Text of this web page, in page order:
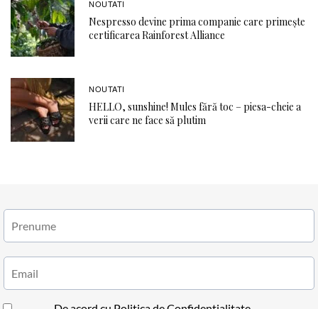
NOUTATI
Nespresso devine prima companie care primește
certificarea Rainforest Alliance
NOUTATI
HELLO, sunshine! Mules fără toc – piesa-cheie a
verii care ne face să plutim